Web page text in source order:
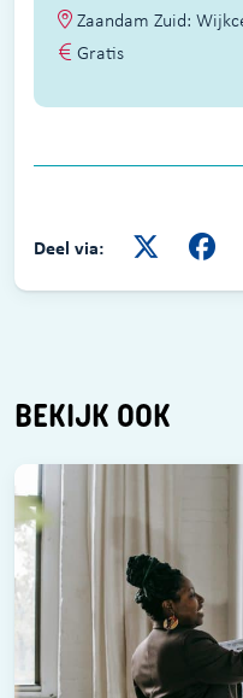
Zaandam Zuid:
Gratis
Deel via:
BEKIJK OOK